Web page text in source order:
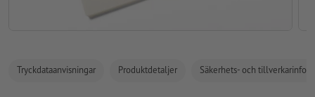
Tryckdataanvisningar Produktdetaljer Säkerhets- och